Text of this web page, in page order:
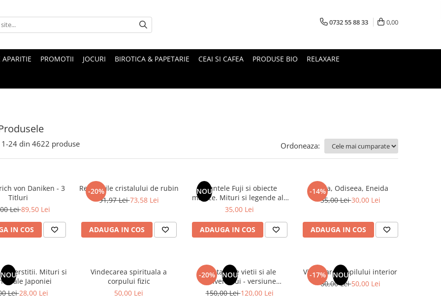
0732 55 88 33 0,00
PROMOTII JOCURI BIROTICA & PAPETARIE CEAI SI CAFEA PRODUSE BIO RELAXARE
1-24 din 4622 produse Ordoneaza:
von Daniken - 3
Titluri
Lei89,50 Lei
IN COS
-20%
Revelatiile cristalului de rubin
91,97 Lei73,58 Lei
ADAUGA IN COS
NOU
Muntele Fuji si obiecte
magice. Mituri si legende ale
Japoniei
35,00 Lei
ADAUGA IN COS
-14%
Iliada, Odiseea, Eneida
35,00 Lei30,00 Lei
ADAUGA IN COS
NOU
superstitii. Mituri si
ale Japoniei
Lei28,00 Lei
Vindecarea spirituala a
corpului fizic
50,00 Lei
-20% NOU
Din tainele vietii si ale
Universului - versiune
originala din 1939. Volumele I-
150,00 Lei120,00 Lei
-17% NOU
Vindecarea copilului interior
60,00 Lei50,00 Lei